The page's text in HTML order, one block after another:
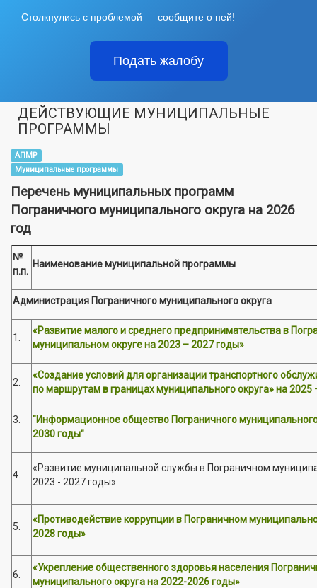
Столкнулись с проблемой — сообщите о ней!
Подать жалобу
ДЕЙСТВУЮЩИЕ МУНИЦИПАЛЬНЫЕ
ПРОГРАММЫ
АПМР
Муниципальные программы
Перечень муниципальных программ
Пограничного муниципального округа на 2026
год
№
п.п.
Наименование муниципальной программы
Администрация Пограничного муниципального округа
1.
«Развитие малого и среднего предпринимательства в
муниципальном округе на 2023 – 2027 годы»
2.
«Создание условий для организации транспортного
по маршрутам в границах муниципального округа» на 2025
3.
"Информационное общество Пограничного
2030 годы"
4.
«Развитие муниципальной службы в Пограничном
2023 - 2027 годы»
5.
«Противодействие коррупции в Пограничном
2028 годы»
6.
«Укрепление общественного здоровья населения
муниципального округа на 2022-2026 годы»